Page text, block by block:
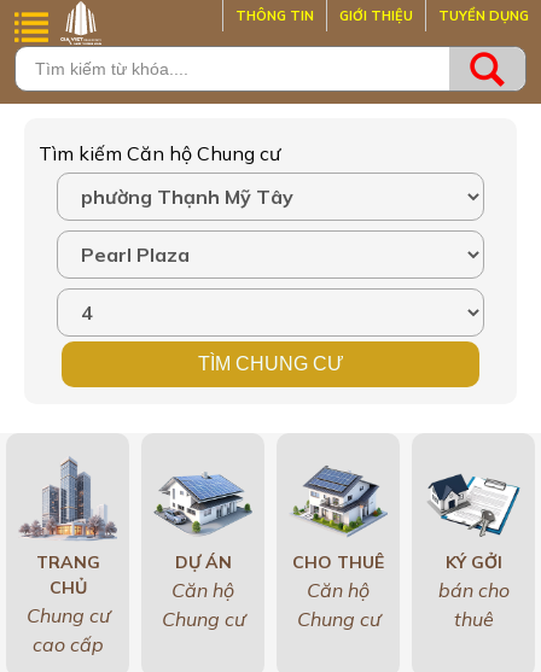
THÔNG TIN GIỚI THIỆU TUYỂN DỤNG
Tìm kiếm Căn hộ Chung cư
TRANG
CHỦ
Chung cư
cao cấp
DỰ ÁN
Căn hộ
Chung cư
CHO THUÊ
Căn hộ
Chung cư
KÝ GỞI
bán cho
thuê